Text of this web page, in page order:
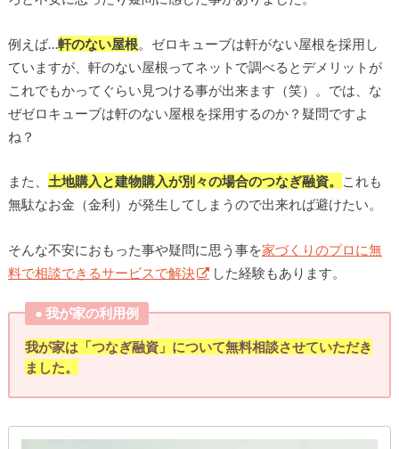
例えば…軒のない屋根。ゼロキューブは軒がない屋根を採用し
ていますが、軒のない屋根ってネットで調べるとデメリットが
これでもかってぐらい見つける事が出来ます（笑）。では、な
ぜゼロキューブは軒のない屋根を採用するのか？疑問ですよ
ね？
また、 土地購入と建物購入が別々の場合のつなぎ融資。
これも
無駄なお金（金利）が発生してしまうので出来れば避けたい。
そんな不安におもった事や疑問に思う事を家づくりのプロに無
料で相談できるサービスで解決
した経験もあります。
● 我が家の利用例
我が家は「つなぎ融資」について無料相談させていただき
ました。